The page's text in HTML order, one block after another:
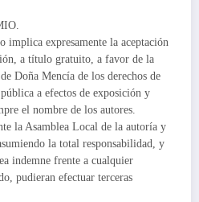
implica expresamente la aceptación
a título gratuito, a favor de la
Doña Mencía de los derechos de
a efectos de exposición y
el nombre de los autores.
la Asamblea Local de la autoría y
la total responsabilidad, y
indemne frente a cualquier
pudieran efectuar terceras